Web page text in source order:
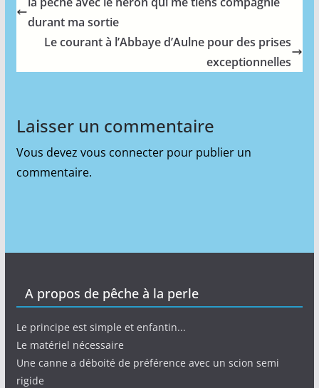
durant ma sortie
Le courant à l’Abbaye d’Aulne pour des prises
exceptionnelles
Laisser un commentaire
Vous devez vous connecterpour publier un
commentaire.
A propos de pêche à la perle
Le principe est simple et enfantin...
Le matériel nécessaire
Une canne a déboité de préférence avec un scion semi
rigide